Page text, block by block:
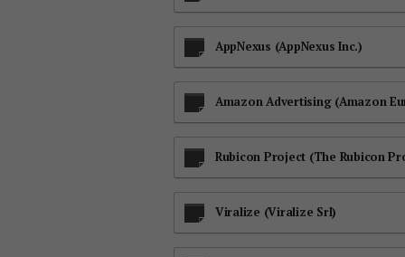
AppNexus (AppNexus Inc.)
Amazon Advertising (Amazon
Rubicon Project (The Rubicon
Viralize (Viralize Srl)